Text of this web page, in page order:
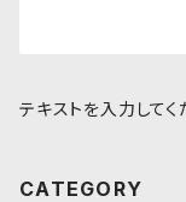
テキストを入力してく
CATEGORY